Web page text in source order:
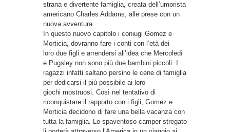
strana e divertente famiglia, creata dell’umorista
americano Charles Addams, alle prese con un
nuova avventura.
In questo nuovo capitolo i coniugi Gomez e
Morticia, dovranno fare i conti con l’età dei
loro due figli e arrendersi all’idea che Mercoledì
e Pugsley non sono più due bambini piccoli. I
ragazzi infatti saltano persino le cene di famiglia
per dedicarsi il più possibile ai loro
giochi mostruosi. Così nel tentativo di
riconquistare il rapporto con i figli, Gomez e
Morticia decidono di fare una bella vacanza con
tutta la famiglia. Lo spaventoso camper stregato